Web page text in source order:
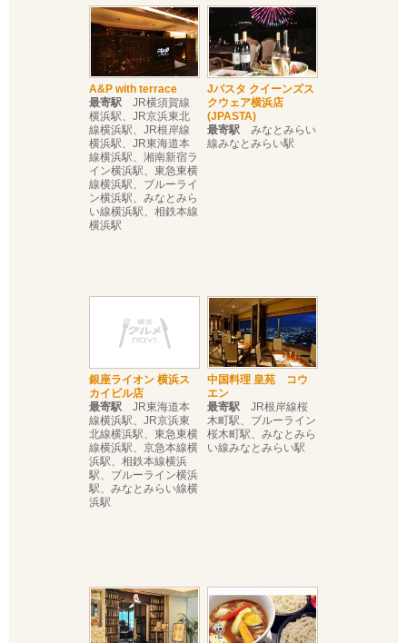
A&P with terrace
最寄駅 JR横須賀線
横浜駅、JR京浜東北
線横浜駅、JR根岸線
横浜駅、JR東海道本
線横浜駅、湘南新宿ラ
イン横浜駅、東急東横
線横浜駅、ブルーライ
ン横浜駅、みなとみら
い線横浜駅、相鉄本線
横浜駅
Jパスタ クイーンズス
クウェア横浜店
(JPASTA)
最寄駅 みなとみらい
線みなとみらい駅
銀座ライオン 横浜ス
カイビル店
最寄駅 JR東海道本
線横浜駅、JR京浜東
北線横浜駅、東急東横
線横浜駅、京急本線横
浜駅、相鉄本線横浜
駅、ブルーライン横浜
駅、みなとみらい線横
浜駅
中国料理 皇苑 コウ
エン
最寄駅 JR根岸線桜
木町駅、ブルーライン
桜木町駅、みなとみら
い線みなとみらい駅